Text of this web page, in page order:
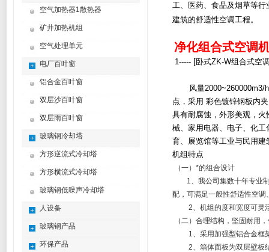
空气加热器1散热器
矿井加热机组
空气处理单元
电厂百叶窗
铝合金百叶窗
双层沙百叶窗
双层雨百叶窗
玻璃钢冷却塔
方形逆流式冷却塔
方形横流式冷却塔
玻璃钢低噪声冷却塔
人设备
玻璃钢产品
环保产品
工、医药、食品及烟草等
建筑的舒适性空调工程。
净化组合式空调
1----- [卧式ZK-W组合式空
风量
点，采用 彩色镀锌钢板内
具有耐腐蚀，外形美观，
械、家用电器、电子、化
育、展览馆等工业与民用建
机组特点
（一）*的组合设计
1、我公司集数十年专业制
配，可满足一般性舒适性空
2、机组的度和宽度可灵活
（二）合理结构，坚固耐用
1、采用加强型铝合金框架
2、箱体面板为双层壁板结